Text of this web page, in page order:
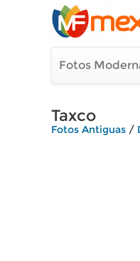
Fotos
Taxco
Fotos Antiguas /